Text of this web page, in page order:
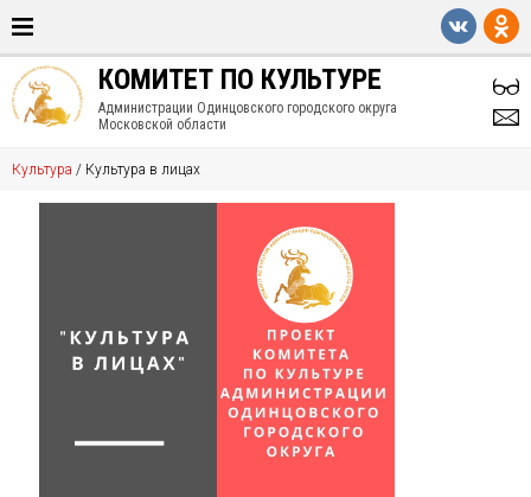
КОМИТЕТ ПО КУЛЬТУРЕ
Администрации Одинцовского городского округа
Московской области
Культура / Культура в лицах